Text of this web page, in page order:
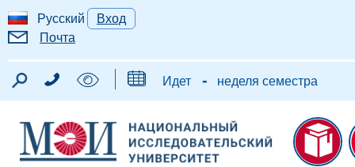
Русский
Вход
Почта
Идет - неделя семестра